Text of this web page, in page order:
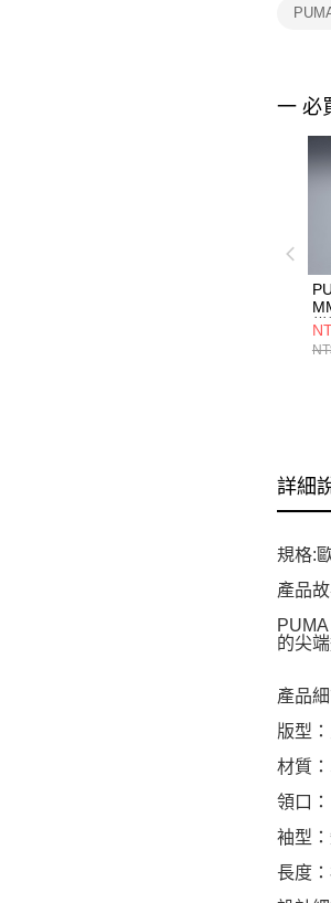
一 必
詳細
規格:
產品
的尖
產品
版型
材質
領口
袖型
長度